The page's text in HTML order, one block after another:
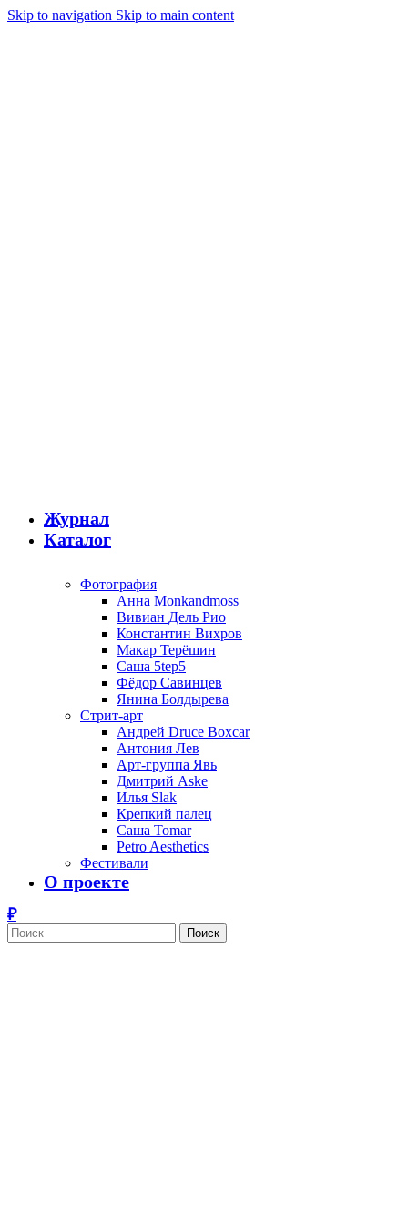
Skip to navigation Skip to main content
Журнал
Каталог
Фотография
Анна Monkandmoss
Вивиан Дель Рио
Константин Вихров
Макар Терёшин
Саша 5tep5
Фёдор Савинцев
Янина Болдырева
Стрит-арт
Андрей Druce Boxcar
Антония Лев
Арт-группа Явь
Дмитрий Aske
Илья Slak
Крепкий палец
Саша Tomar
Petro Aesthetics
Фестивали
О проекте
Поиск